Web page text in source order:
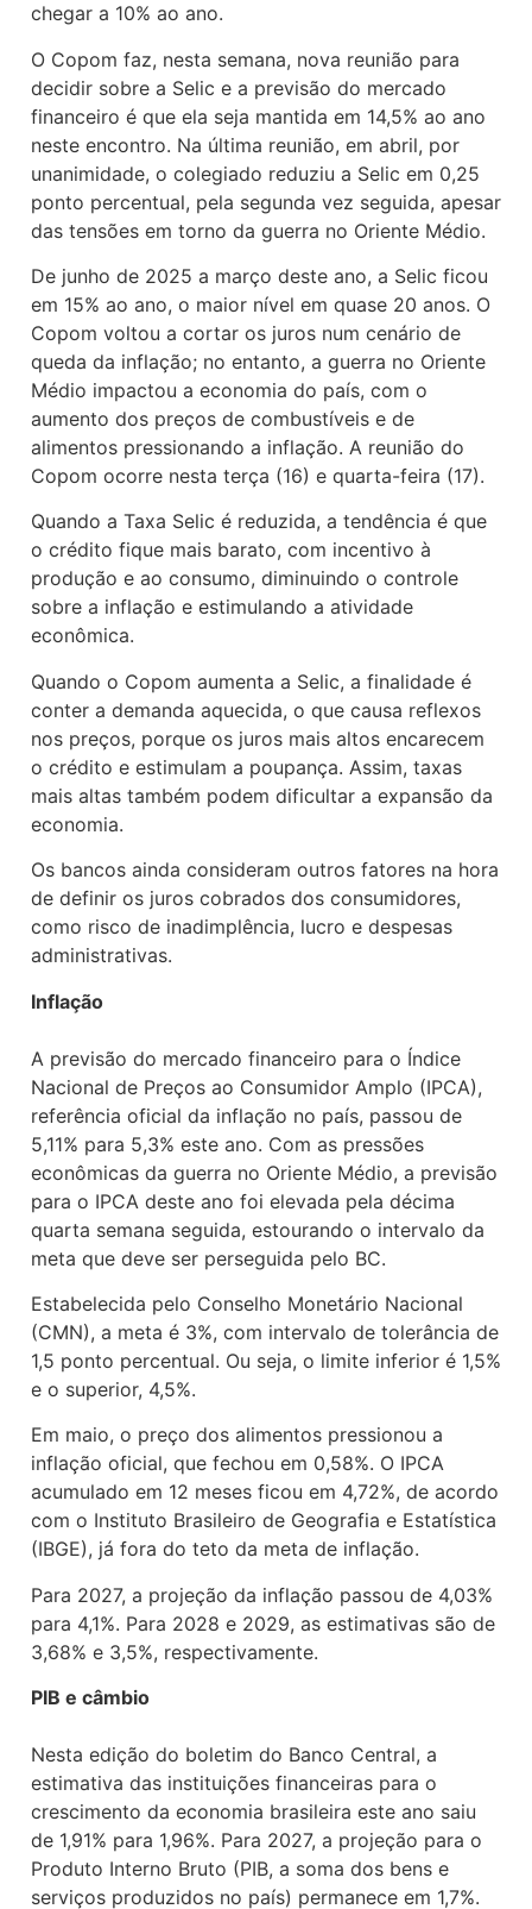
chegar a 10% ao ano.
O Copom faz, nesta semana, nova reunião para
decidir sobre a Selic e a previsão do mercado
financeiro é que ela seja mantida em 14,5% ao ano
neste encontro. Na última reunião, em abril, por
unanimidade, o colegiado reduziu a Selic em 0,25
ponto percentual, pela segunda vez seguida, apesar
das tensões em torno da guerra no Oriente Médio.
De junho de 2025 a março deste ano, a Selic ficou
em 15% ao ano, o maior nível em quase 20 anos. O
Copom voltou a cortar os juros num cenário de
queda da inflação; no entanto, a guerra no Oriente
Médio impactou a economia do país, com o
aumento dos preços de combustíveis e de
alimentos pressionando a inflação. A reunião do
Copom ocorre nesta terça (16) e quarta-feira (17).
Quando a Taxa Selic é reduzida, a tendência é que
o crédito fique mais barato, com incentivo à
produção e ao consumo, diminuindo o controle
sobre a inflação e estimulando a atividade
econômica.
Quando o Copom aumenta a Selic, a finalidade é
conter a demanda aquecida, o que causa reflexos
nos preços, porque os juros mais altos encarecem
o crédito e estimulam a poupança. Assim, taxas
mais altas também podem dificultar a expansão da
economia.
Os bancos ainda consideram outros fatores na hora
de definir os juros cobrados dos consumidores,
como risco de inadimplência, lucro e despesas
administrativas.
Inflação
A previsão do mercado financeiro para o Índice
Nacional de Preços ao Consumidor Amplo (IPCA),
referência oficial da inflação no país, passou de
5,11% para 5,3% este ano. Com as pressões
econômicas da guerra no Oriente Médio, a previsão
para o IPCA deste ano foi elevada pela décima
quarta semana seguida, estourando o intervalo da
meta que deve ser perseguida pelo BC.
Estabelecida pelo Conselho Monetário Nacional
(CMN), a meta é 3%, com intervalo de tolerância de
1,5 ponto percentual. Ou seja, o limite inferior é 1,5%
e o superior, 4,5%.
Em maio, o preço dos alimentos pressionou a
inflação oficial, que fechou em 0,58%. O IPCA
acumulado em 12 meses ficou em 4,72%, de acordo
com o Instituto Brasileiro de Geografia e Estatística
(IBGE), já fora do teto da meta de inflação.
Para 2027, a projeção da inflação passou de 4,03%
para 4,1%. Para 2028 e 2029, as estimativas são de
3,68% e 3,5%, respectivamente.
PIB e câmbio
Nesta edição do boletim do Banco Central, a
estimativa das instituições financeiras para o
crescimento da economia brasileira este ano saiu
de 1,91% para 1,96%. Para 2027, a projeção para o
Produto Interno Bruto (PIB, a soma dos bens e
serviços produzidos no país) permanece em 1,7%.